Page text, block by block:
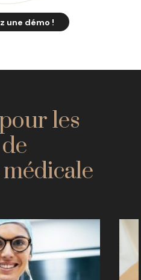
une démo !
les